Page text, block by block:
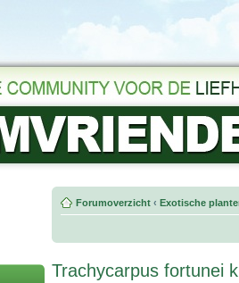
Forumoverzicht ‹ Exotische
Trachycarpus fortunei